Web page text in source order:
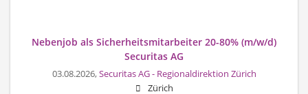
Nebenjob als Sicherheitsmitarbeiter 20-80% (m/w/d)
Securitas AG
03.08.2026,Securitas AG - Regionaldirektion Zürich
Zürich